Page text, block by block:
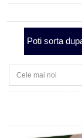
Poti sorta